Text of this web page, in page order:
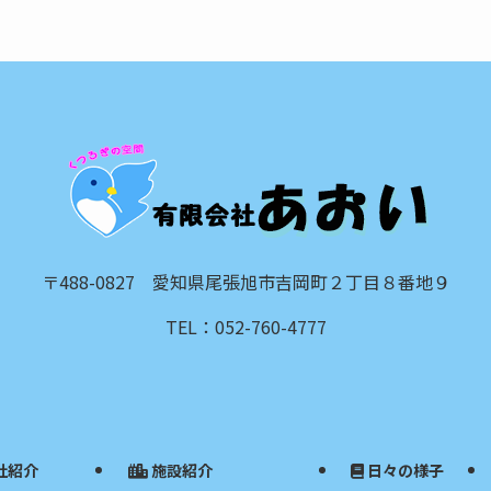
〒488-0827 愛知県尾張旭市吉岡町２丁目８番地９
TEL：052-760-4777
紹介 施設紹介 日々の様子